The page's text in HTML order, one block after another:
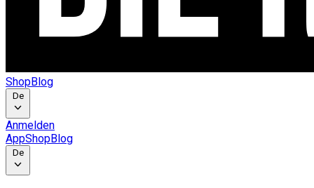
ShopBlog
De
Anmelden
AppShopBlog
De